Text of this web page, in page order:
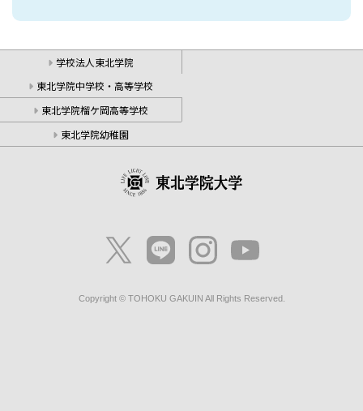
学校法人東北学院
東北学院中学校・高等学校
東北学院榴ケ岡高等学校
東北学院幼稚園
Copyright © TOHOKU GAKUIN All Rights Reserved.